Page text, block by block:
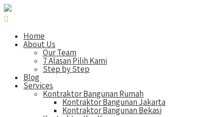
Home
About Us
Our Team
7 Alasan Pilih Kami
Step by Step
Blog
Services
Kontraktor Bangunan Rumah
Kontraktor Bangunan Jakarta
Kontraktor Bangunan Bekasi